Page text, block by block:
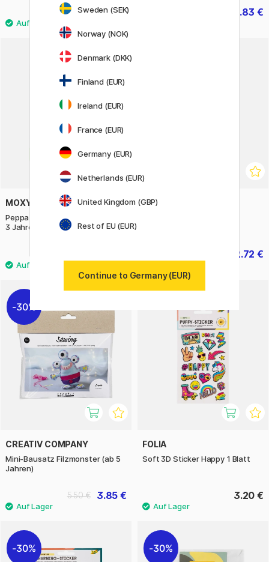
2.32 €
2.90 € 4.83 €
MOXY
Peppa Wutz Fenstersticker (ab
3 Jahren)
ELMERS
2.72 €
30%
CREATIV COMPANY
Mini-Bausatz Filzmonster (ab 5
Jahren)
3.85 €
5.50 €
FOLIA
Soft 3D Sticker Happy 1 Blatt
3.20 €
30% 30%
Sweden (SEK)
Norway (NOK)
Denmark (DKK)
Finland (EUR)
Ireland (EUR)
France (EUR)
Germany (EUR)
Netherlands (EUR)
United Kingdom (GBP)
Rest of EU (EUR)
Continue to Germany (EUR)